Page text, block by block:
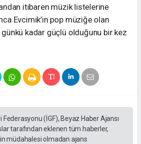
andan itibaren müzik listelerine
Evcimik’in pop müziğe olan
kadar güçlü olduğunu bir kez
(İGF), Beyaz Haber Ajansı
tarafından eklenen tüm haberler,
müdahalesi olmadan ajans